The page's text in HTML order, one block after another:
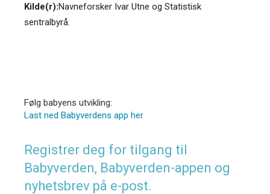
Kilde(r):Navneforsker Ivar Utne og Statistisk
sentralbyrå.
Følg babyens utvikling:
Last ned Babyverdens app her
Registrer deg for tilgang til
Babyverden, Babyverden-appen og
nyhetsbrev på e-post.